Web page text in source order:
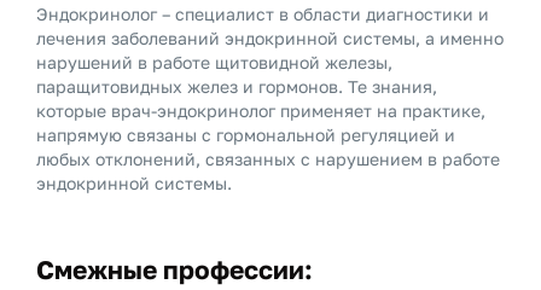
Эндокринолог – специалист в области диагностики и
лечения заболеваний эндокринной системы, а именно
нарушений в работе щитовидной железы,
паращитовидных желез и гормонов. Те знания,
которые врач-эндокринолог применяет на практике,
напрямую связаны с гормональной регуляцией и
любых отклонений, связанных с нарушением в работе
эндокринной системы.
Смежные профессии: